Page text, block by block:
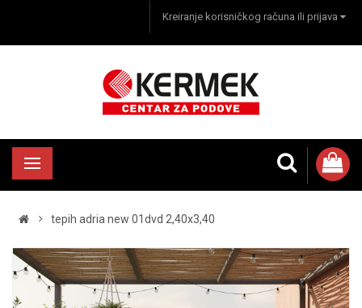
Kreiranje korisničkog računa ili prijava
tepih adria new 01dvd 2,40x3,40